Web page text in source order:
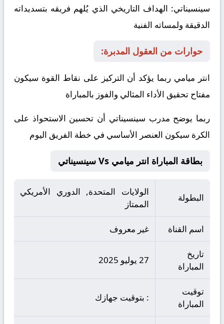
سينسيناتي: الهداف التاريخي الذي يُلهم فريقه بتسديداته
الدقيقة ولمساته الفنية
حوارات من العقول المدبرة:
انتر ميامي ربما يؤكد أن التركيز على نقاط القوة سيكون
مفتاح تحقيق الأداء المثالي والفوز بالمباراة
ربما يوضح مدرب سينسيناتي أن تحسين الاستحواذ على
الكرة سيكون العنصر الأساسي في خطة الفريق اليوم
بطاقة المباراة انتر ميامي Vs سينسيناتي
البطولة
الولايات المتحدة, الدوري الأمريكي
الممتاز
اسم القناة غير معروف
تاريخ
المباراة
27 يوليو 2025
توقيت
المباراة
: بتوقيت جهازك